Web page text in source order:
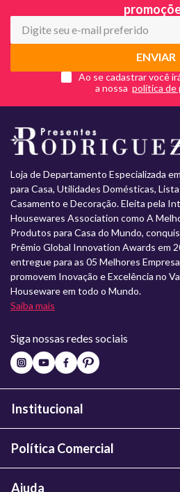
ENVIAR
Ao se cadastrar você
a nossa
Loja de Departamento Especializada
para Casa, Utilidades Domésticas,
Casamento e Decoração. Eleita pela
Housewares Association como A
Produtos para Casa do Mundo,
Prêmio Global Innovation Awards em
entregue para as 05 Melhores
promovem Inovação e Excelência no
Houseware em todo o Mundo.
Saiba mais
Siga nossas redes sociais
Institucional
Política Comercial
Ajuda